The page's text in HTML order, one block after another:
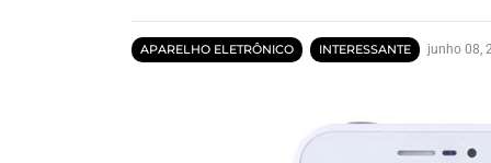
APARELHO ELETRÔNICO INTERESSANTE junho 08,